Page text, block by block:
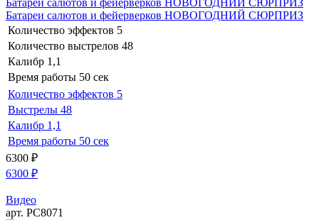
Батареи салютов и фейерверков НОВОГОДНИЙ СЮРПРИЗ
Количество эффектов 5
Количество выстрелов 48
Калибр 1,1
Время работы 50 сек
Количество эффектов 5
Выстрелы 48
Калибр 1,1
Время работы 50 сек
6300 ₽
6300 ₽
Видео
арт. РС8071